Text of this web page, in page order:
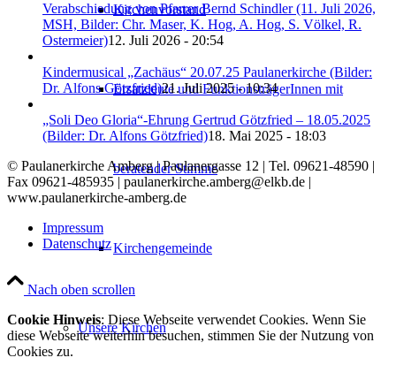
Kirchenvorstand
Ersatzleute und FunktionsträgerInnen mit
beratender Stimme
Kirchengemeinde
Unsere Kirchen
Verabschiedung von Pfarrer Bernd Schindler (11. Juli 2026,
MSH, Bilder: Chr. Maser, K. Hog, A. Hog, S. Völkel, R.
Ostermeier)12. Juli 2026 - 20:54
Kindermusical „Zachäus“ 20.07.25 Paulanerkirche (Bilder:
Dr. Alfons Götzfried)21. Juli 2025 - 10:34
„Soli Deo Gloria“-Ehrung Gertrud Götzfried – 18.05.2025
(Bilder: Dr. Alfons Götzfried)18. Mai 2025 - 18:03
© Paulanerkirche Amberg | Paulanergasse 12 | Tel. 09621-48590 |
Fax 09621-485935 | paulanerkirche.amberg@elkb.de |
www.paulanerkirche-amberg.de
Impressum
Datenschutz
Nach oben scrollen
Cookie Hinweis: Diese Webseite verwendet Cookies. Wenn Sie
diese Webseite weiterhin besuchen, stimmen Sie der Nutzung von
Cookies zu.